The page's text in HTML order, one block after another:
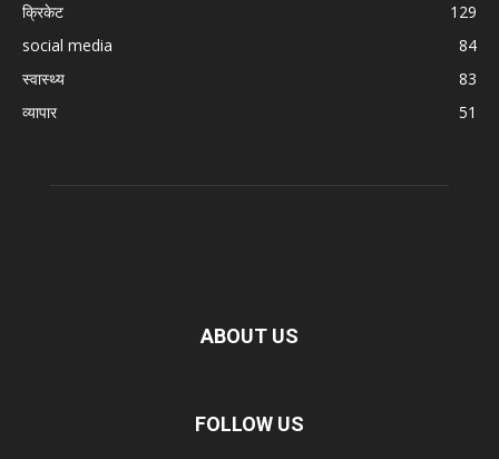
क्रिकेट
129
social media
84
स्वास्थ्य
83
व्यापार
51
ABOUT US
FOLLOW US